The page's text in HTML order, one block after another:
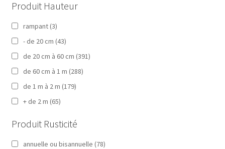
Produit Hauteur
rampant (3)
- de 20 cm (43)
de 20 cm à 60 cm (391)
de 60 cm à 1 m (288)
de 1 m à 2 m (179)
+ de 2 m (65)
Produit Rusticité
annuelle ou bisannuelle (78)